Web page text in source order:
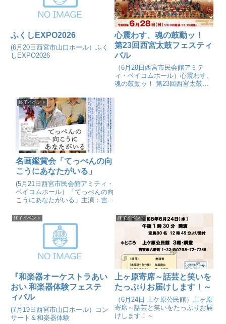
ふくしEXPO2026
(6月20日西宮市山口ホール）ふく
しEXPO2026
心震わす、魂の鼓動ッ！
第23回西宮太鼓フェスティ
バル
（6月28日西宮市民会館アミテ
ィ・ベイコムホール）心震わす、
魂の鼓動ッ！ 第23回西宮太鼓フ
終了イベント
名画鑑賞会「てっぺんの向
こうにあなたがいる」
(5月21日西宮市民会館アミティ・
ベイコムホール）「てっぺんの向
こうにあなたがいる」主演：吉永
終了イベント
『和楽器オーケストラあい
おい 和楽器体験フェステ
ィバル
(7月19日西宮市山口ホール）コン
サート＆和楽器体験
終了イベント
上ヶ原寄席～話芸と笑いを
たっぷりお届けします！～
（6月24日 上ケ原公民館）上ヶ原
寄席～話芸と笑いをたっぷりお届
けします！～